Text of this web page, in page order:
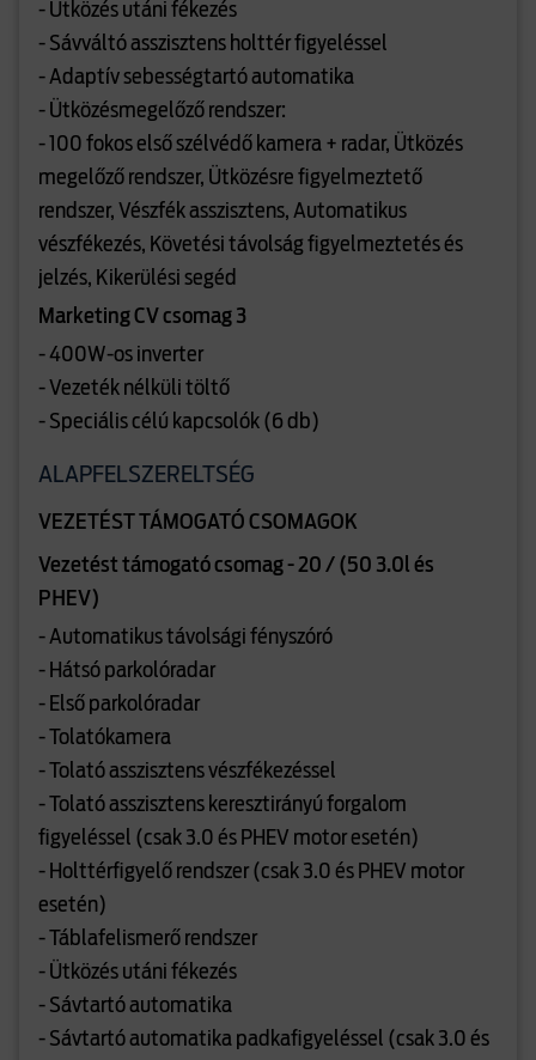
- Ütközés utáni fékezés
- Sávváltó asszisztens holttér figyeléssel
- Adaptív sebességtartó automatika
- Ütközésmegelőző rendszer:
- 100 fokos első szélvédő kamera + radar, Ütközés
megelőző rendszer, Ütközésre figyelmeztető
rendszer, Vészfék asszisztens, Automatikus
vészfékezés, Követési távolság figyelmeztetés és
jelzés, Kikerülési segéd
Marketing CV csomag 3
- 400W-os inverter
- Vezeték nélküli töltő
- Speciális célú kapcsolók (6 db)
ALAPFELSZERELTSÉG
VEZETÉST TÁMOGATÓ CSOMAGOK
Vezetést támogató csomag - 20 / (50 3.0l és
PHEV)
- Automatikus távolsági fényszóró
- Hátsó parkolóradar
- Első parkolóradar
- Tolatókamera
- Tolató asszisztens vészfékezéssel
- Tolató asszisztens keresztirányú forgalom
figyeléssel (csak 3.0 és PHEV motor esetén)
- Holttérfigyelő rendszer (csak 3.0 és PHEV motor
esetén)
- Táblafelismerő rendszer
- Ütközés utáni fékezés
- Sávtartó automatika
- Sávtartó automatika padkafigyeléssel (csak 3.0 és